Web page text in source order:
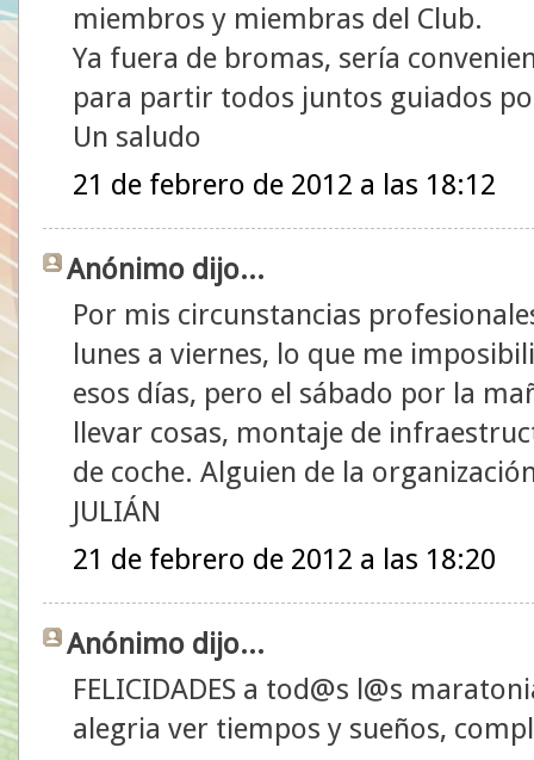
miembros y miembras del Club.
Ya fuera de bromas, sería
para partir todos juntos guiados
Un saludo
21 de febrero de 2012 a las 18:12
Anónimo dijo...
Por mis circunstancias
lunes a viernes, lo que me
esos días, pero el sábado por la
llevar cosas, montaje de
de coche. Alguien de la
JULIÁN
21 de febrero de 2012 a las 18:20
Anónimo dijo...
FELICIDADES a tod@s l@s
alegria ver tiempos y sueños,